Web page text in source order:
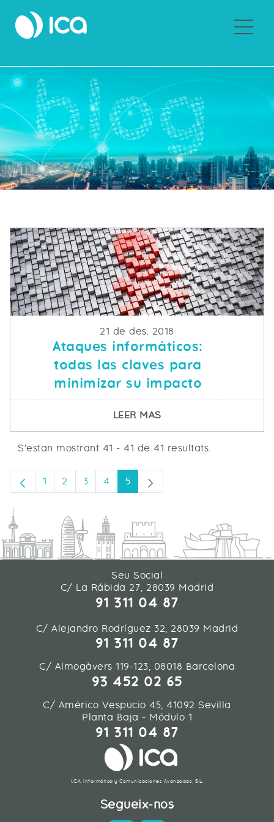
Fecha de publicacion
21 de des. 2018
Ataques informáticos:
todas las claves para
minimizar su impacto
LEER MASSOBRE ATAQUES
S'estan mostrant 41 - 41 de 41 resultats.
Pàgina anterior
Pàgina
1 Pàgina
2 Pàgina
3 Pàgina
4 Pàgina
5
Pàgina següent
Seu Social
C/ La Rábida 27, 28039 Madrid
91 311 04 87
C/ Alejandro Rodríguez 32, 28039 Madrid
91 311 04 87
C/ Almogàvers 119-123, 08018 Barcelona
93 452 02 65
C/ Américo Vespucio 45, 41092 Sevilla
Planta Baja - Módulo 1
91 311 04 87
I.C.A. Informática y Comunicaciones Avanzadas, S.L.
Segueix-nos